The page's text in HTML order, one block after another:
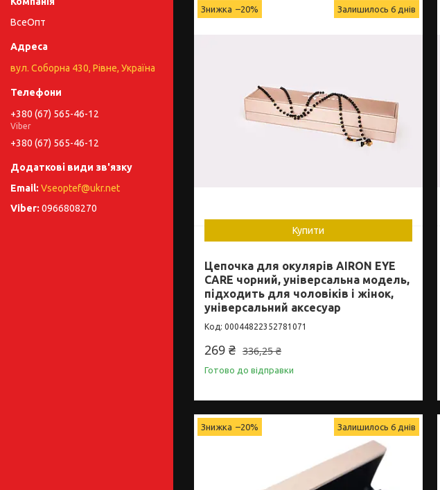
–20% Залишилось 6 днів
Купити
Цепочка для окулярів AIRON EYE
CARE чорний, універсальна модель,
підходить для чоловіків і жінок,
універсальний аксесуар
00044822352781071
336,25 ₴
269 ₴
Готово до відправки
–20% Залишилось 6 днів
ВсеОпт
вул. Соборна 430, Рівне, Україна
+380 (67) 565-46-12
Viber
+380 (67) 565-46-12
Vseoptef@ukr.net
0966808270